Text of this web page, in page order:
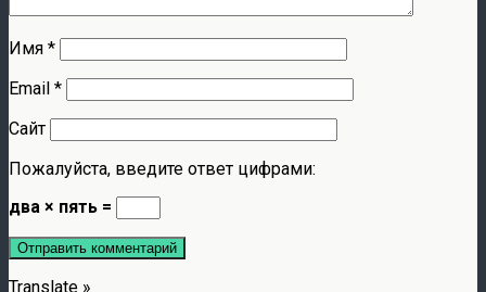
Имя *
Email *
Сайт
Пожалуйста, введите ответ цифрами:
два × пять =
Translate »